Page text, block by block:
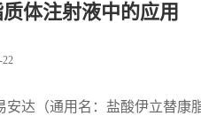
体注射液中的应用
22
达（通用名：盐酸伊立替康